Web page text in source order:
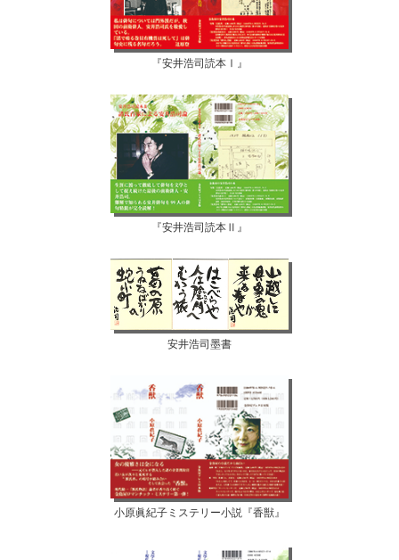
『安井浩司読本Ⅰ』
『安井浩司読本Ⅱ』
安井浩司墨書
小原眞紀子ミステリー小説『香獣』